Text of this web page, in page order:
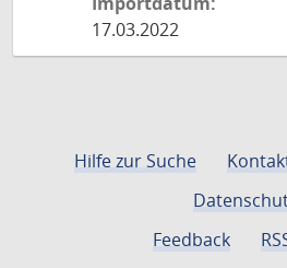
17.03.2022
Hilfe zur Suche
Feedback